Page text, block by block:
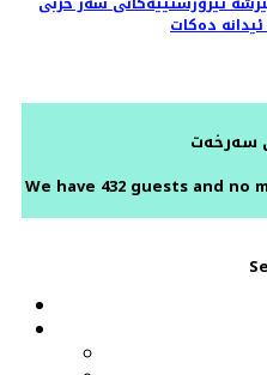
سەرخەت
We have 432 guests and no